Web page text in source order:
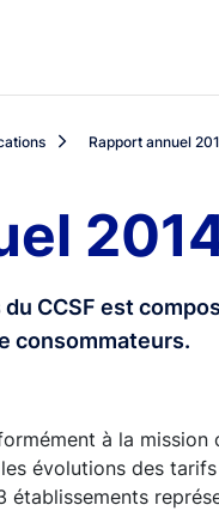
Rapport annuel
CCSF est
consommateurs.
à la
évolutions des
établissements